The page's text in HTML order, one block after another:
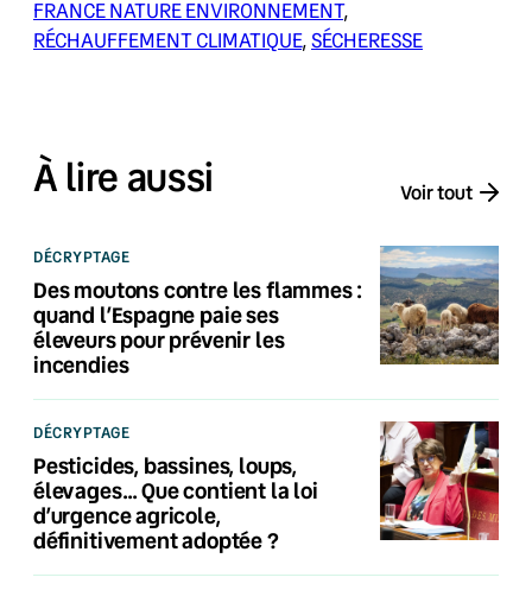
FRANCE NATURE ENVIRONNEMENT
RÉCHAUFFEMENT CLIMATIQUE, SÉCHERESSE
À lire aussi Voir tout
DÉCRYPTAGE
Des moutons contre les flammes :
quand l’Espagne paie ses
éleveurs pour prévenir les
incendies
DÉCRYPTAGE
Pesticides, bassines, loups,
élevages… Que contient la loi
d’urgence agricole,
définitivement adoptée ?